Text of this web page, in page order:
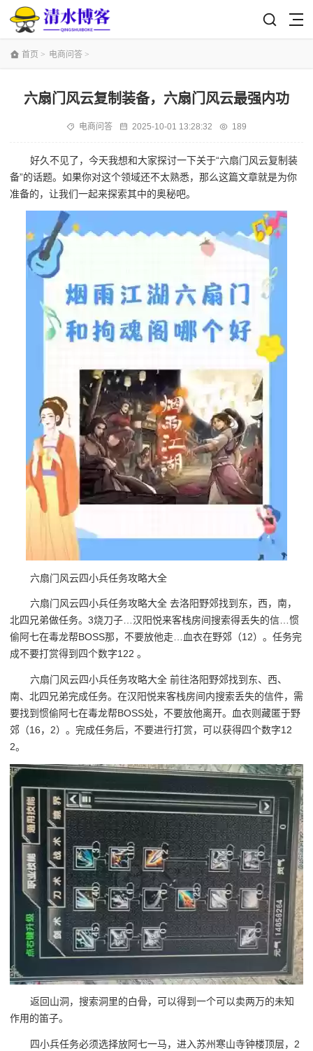
首页 > 电商问答 >
六扇门风云复制装备，六扇门风云最强内功
电商问答 2025-10-01 13:28:32 189
好久不见了，今天我想和大家探讨一下关于“六扇门风云复制装
备”的话题。如果你对这个领域还不太熟悉，那么这篇文章就是为你
准备的，让我们一起来探索其中的奥秘吧。
六扇门风云四小兵任务攻略大全
六扇门风云四小兵任务攻略大全 去洛阳野郊找到东，西，南，
北四兄弟做任务。3烧刀子…汉阳悦来客栈房间搜索得丢失的信…惯
偷阿七在毒龙帮BOSS那，不要放他走…血衣在野郊（12）。任务完
成不要打赏得到四个数字122 。
六扇门风云四小兵任务攻略大全 前往洛阳野郊找到东、西、
南、北四兄弟完成任务。在汉阳悦来客栈房间内搜索丢失的信件，需
要找到惯偷阿七在毒龙帮BOSS处，不要放他离开。血衣则藏匿于野
郊（16，2）。完成任务后，不要进行打赏，可以获得四个数字12
2。
返回山洞，搜索洞里的白骨，可以得到一个可以卖两万的未知
作用的笛子。
四小兵任务必须选择放阿七一马，进入苏州寒山寺钟楼顶层，2